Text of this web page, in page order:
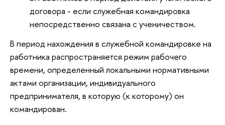
договора - если служебная командировка
непосредственно связана с ученичеством.
В период нахождения в служебной командировке на
работника распространяется режим рабочего
времени, определенный локальными нормативными
актами организации, индивидуального
предпринимателя, в которую (к которому) он
командирован.